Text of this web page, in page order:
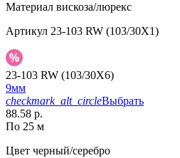
Материал вискоза/люрекс
Артикул 23-103 RW (103/30X1)
23-103 RW (103/30X6)
9мм
checkmark_alt_circleВыбрать
88.58 р.
По 25 м
Цвет черный/серебро